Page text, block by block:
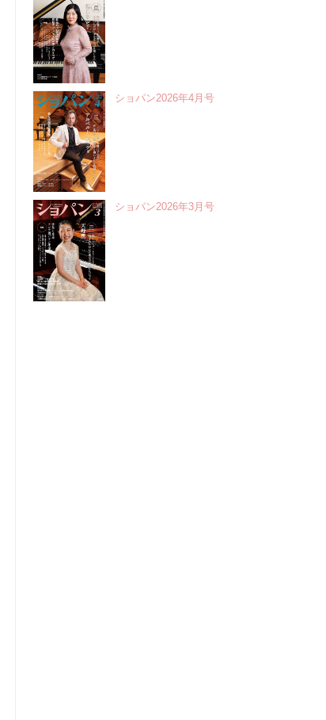
ショパン2026年4月号
ショパン2026年3月号